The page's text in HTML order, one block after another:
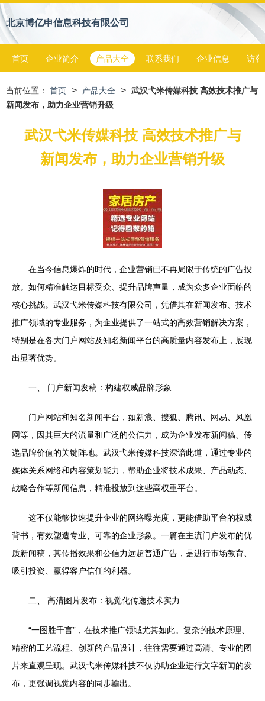
北京博亿申信息科技有限公司
首页 企业简介 产品大全 联系我们 企业信息 访客
当前位置： 首页 > 产品大全 > 武汉弋米传媒科技 高效技术推广与
新闻发布，助力企业营销升级
武汉弋米传媒科技 高效技术推广与
新闻发布，助力企业营销升级
在当今信息爆炸的时代，企业营销已不再局限于传统的广告投
放。如何精准触达目标受众、提升品牌声量，成为众多企业面临的
核心挑战。武汉弋米传媒科技有限公司，凭借其在新闻发布、技术
推广领域的专业服务，为企业提供了一站式的高效营销解决方案，
特别是在各大门户网站及知名新闻平台的高质量内容发布上，展现
出显著优势。
一、 门户新闻发稿：构建权威品牌形象
门户网站和知名新闻平台，如新浪、搜狐、腾讯、网易、凤凰
网等，因其巨大的流量和广泛的公信力，成为企业发布新闻稿、传
递品牌价值的关键阵地。武汉弋米传媒科技深谙此道，通过专业的
媒体关系网络和内容策划能力，帮助企业将技术成果、产品动态、
战略合作等新闻信息，精准投放到这些高权重平台。
这不仅能够快速提升企业的网络曝光度，更能借助平台的权威
背书，有效塑造专业、可靠的企业形象。一篇在主流门户发布的优
质新闻稿，其传播效果和公信力远超普通广告，是进行市场教育、
吸引投资、赢得客户信任的利器。
二、 高清图片发布：视觉化传递技术实力
“一图胜千言”，在技术推广领域尤其如此。复杂的技术原理、
精密的工艺流程、创新的产品设计，往往需要通过高清、专业的图
片来直观呈现。武汉弋米传媒科技不仅协助企业进行文字新闻的发
布，更强调视觉内容的同步输出。